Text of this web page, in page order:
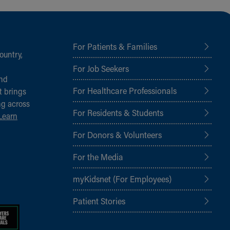
brings
across
For Patients & Families
For Job Seekers
For Healthcare Professionals
For Residents & Students
For Donors & Volunteers
For the Media
myKidsnet (For Employees)
Patient Stories